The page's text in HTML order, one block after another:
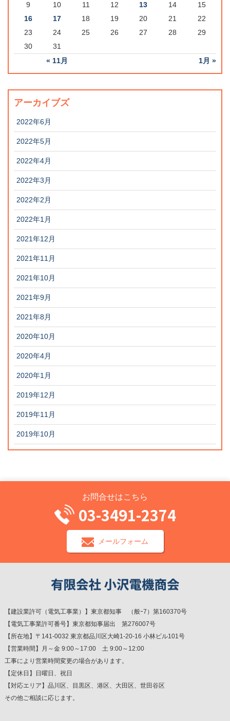
« 11月 1月 »
9
10 11 12 13 14
15
16
17 18 19 20 21
22
23
24 25 26 27 28
29
30
31
アーカイブズ
2022年6月
2022年5月
2022年4月
2022年3月
2022年2月
2022年1月
2021年12月
2021年11月
2021年10月
2021年9月
2021年8月
2020年10月
2020年4月
2020年1月
2019年12月
2019年11月
2019年10月
お問合せはこちら
03-3491-2374
メールフォーム
【建設業許可（電気工事業）】東京都知事 （般ｰ7）第160370号
【電気工事業許可番号】東京都知事届出 第276007号
【所在地】〒141-0032 東京都品川区大崎1-20-16 小林ビル101号
【営業時間】月～金 9:00～17:00 土 9:00～12:00
工事により営業時間変更の場合があります。
【定休日】日曜日、祝日
【対応エリア】品川区、目黒区、港区、大田区、世田谷区
その他ご相談に応じます。